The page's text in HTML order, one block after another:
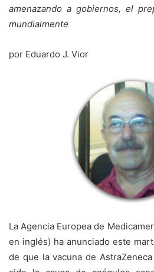
amenazando a gobiernos, el
mundialmente
por Eduardo J. Vior
La Agencia Europea de
en inglés) ha anunciado este
de que la vacuna de